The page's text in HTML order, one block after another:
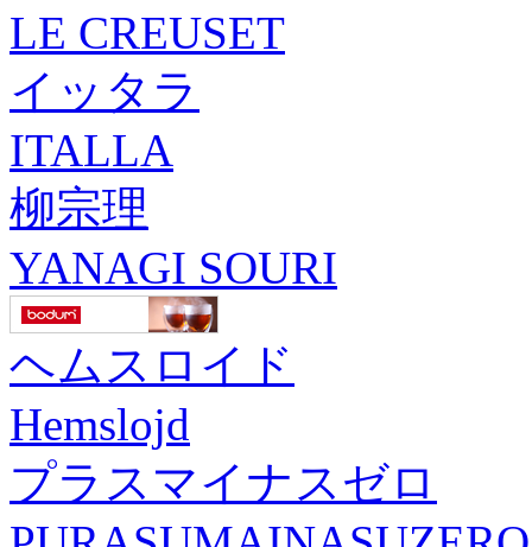
LE CREUSET
イッタラ
ITALLA
柳宗理
YANAGI SOURI
ヘムスロイド
Hemslojd
プラスマイナスゼロ